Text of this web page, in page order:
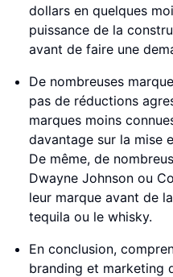
dollars en quelques
puissance de la
avant de faire une
De nombreuses
pas de réductions
marques moins
davantage sur la mise
De même, de
Dwayne Johnson ou
leur marque avant de
tequila ou le whisky.
En conclusion,
branding et marketing